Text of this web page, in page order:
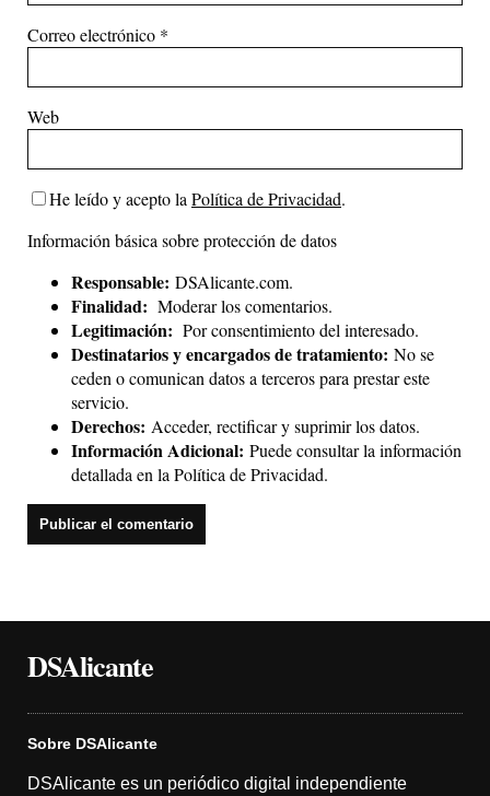
Correo electrónico *
Web
He leído y acepto la Política de Privacidad.
Información básica sobre protección de datos
Responsable: DSAlicante.com.
Finalidad: Moderar los comentarios.
Legitimación: Por consentimiento del interesado.
Destinatarios y encargados de tratamiento: No se
ceden o comunican datos a terceros para prestar este
servicio.
Derechos: Acceder, rectificar y suprimir los datos.
Información Adicional: Puede consultar la información
detallada en la Política de Privacidad.
DSAlicante
Sobre DSAlicante
DSAlicante es un periódico digital independiente